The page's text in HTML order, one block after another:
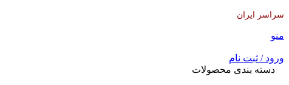
سراسر ایران
منو
ورود / ثبت نام
دسته بندی محصولات